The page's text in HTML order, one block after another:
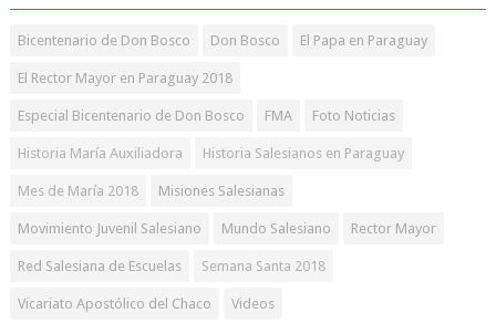
Bicentenario de Don Bosco Don Bosco El Papa en Paraguay
El Rector Mayor en Paraguay 2018
Especial Bicentenario de Don Bosco FMA Foto Noticias
Historia María Auxiliadora Historia Salesianos en Paraguay
Mes de María 2018 Misiones Salesianas
Movimiento Juvenil Salesiano Mundo Salesiano Rector Mayor
Red Salesiana de Escuelas Semana Santa 2018
Vicariato Apostólico del Chaco Videos